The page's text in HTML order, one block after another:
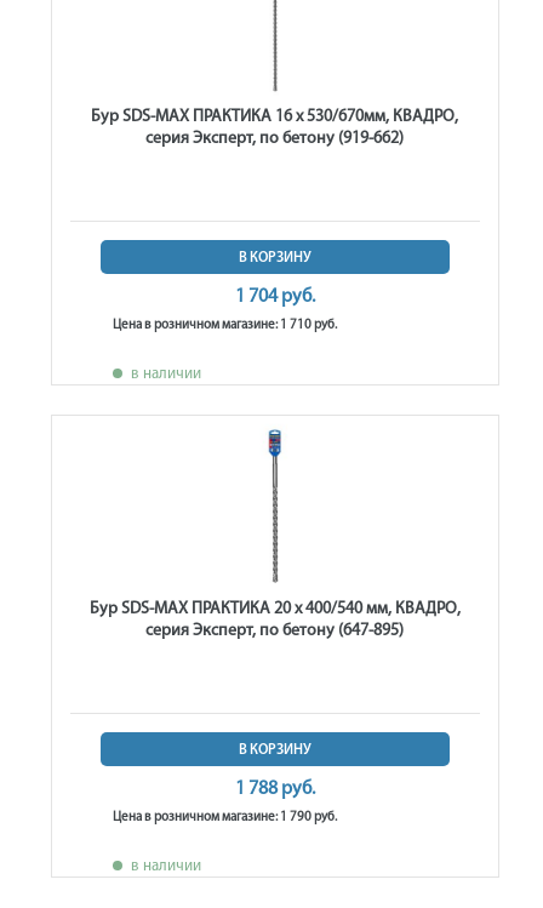
Бур SDS-MAX ПРАКТИКА 16 х 530/670мм, КВАДРО,
серия Эксперт, по бетону (919-662)
В КОРЗИНУ
1 704 руб.
Цена в розничном магазине: 1 710 руб.
в наличии
Бур SDS-MAX ПРАКТИКА 20 х 400/540 мм, КВАДРО,
серия Эксперт, по бетону (647-895)
В КОРЗИНУ
1 788 руб.
Цена в розничном магазине: 1 790 руб.
в наличии